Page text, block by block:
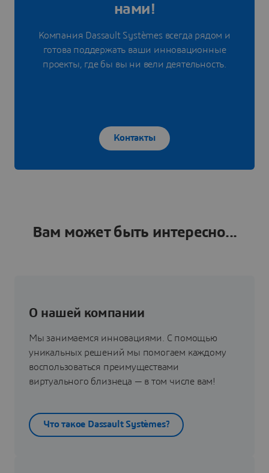
нами!
Компания Dassault Systèmes всегда рядом и
готова поддержать ваши инновационные
проекты, где бы вы ни вели деятельность.
Контакты
Вам может быть интересно...
О нашей компании
Мы занимаемся инновациями. С помощью
уникальных решений мы помогаем каждому
воспользоваться преимуществами
виртуального близнеца — в том числе вам!
Что такое Dassault Systèmes?